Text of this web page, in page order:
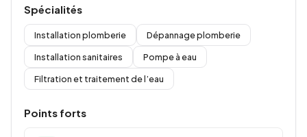
Spécialités
Installation plomberie
Dépannage plomberie
Installation sanitaires
Pompe à eau
Filtration et traitement de l’eau
Points forts